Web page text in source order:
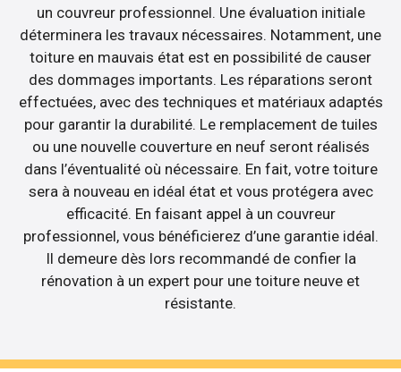
un couvreur professionnel. Une évaluation initiale
déterminera les travaux nécessaires. Notamment, une
toiture en mauvais état est en possibilité de causer
des dommages importants. Les réparations seront
effectuées, avec des techniques et matériaux adaptés
pour garantir la durabilité. Le remplacement de tuiles
ou une nouvelle couverture en neuf seront réalisés
dans l’éventualité où nécessaire. En fait, votre toiture
sera à nouveau en idéal état et vous protégera avec
efficacité. En faisant appel à un couvreur
professionnel, vous bénéficierez d’une garantie idéal.
Il demeure dès lors recommandé de confier la
rénovation à un expert pour une toiture neuve et
résistante.